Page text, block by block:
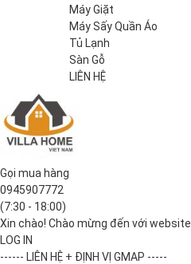
Máy Giặt
Máy Sấy Quần Áo
Tủ Lạnh
Sàn Gỗ
LIÊN HỆ
Gọi mua hàng
0945907772
(7:30 - 18:00)
Xin chào! Chào mừng đến với website
LOG IN
------ LIÊN HỆ + ĐỊNH VỊ GMAP -----